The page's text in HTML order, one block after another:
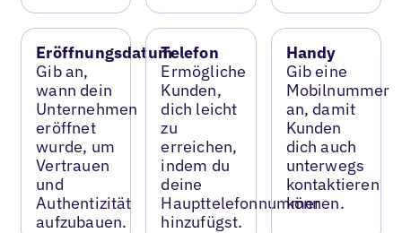
Eröffnungsdatum
Gib an,
wann dein
Unternehmen
eröffnet
wurde, um
Vertrauen
und
Authentizität
aufzubauen.
Telefon
Ermögliche
Kunden,
dich leicht
zu
erreichen,
indem du
deine
Haupttelefonnummer
hinzufügst.
Handy
Gib eine
Mobilnummer
an, damit
Kunden
dich auch
unterwegs
kontaktieren
können.